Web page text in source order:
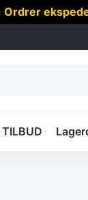
TILBUD